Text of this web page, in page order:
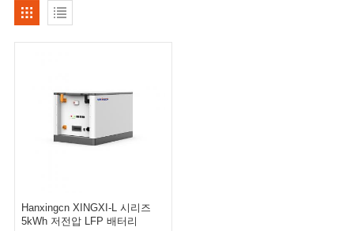
Hanxingcn XINGXI-L 시리즈
5kWh 저전압 LFP 배터리